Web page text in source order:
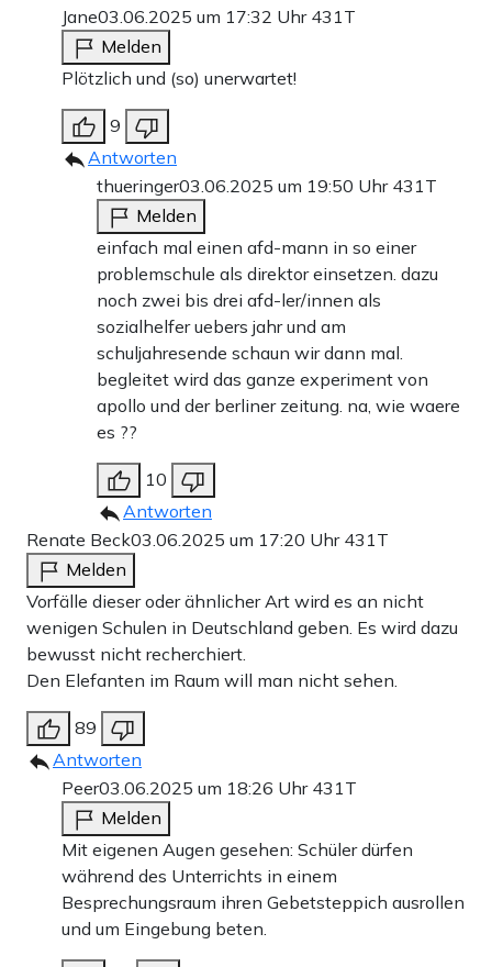
Jane03.06.2025 um 17:32 Uhr 431T
Melden
Plötzlich und (so) unerwartet!
9
Antworten
thueringer03.06.2025 um 19:50 Uhr 431T
Melden
einfach mal einen afd-mann in so einer
problemschule als direktor einsetzen. dazu
noch zwei bis drei afd-ler/innen als
sozialhelfer uebers jahr und am
schuljahresende schaun wir dann mal.
begleitet wird das ganze experiment von
apollo und der berliner zeitung. na, wie waere
es ??
10
Antworten
Renate Beck03.06.2025 um 17:20 Uhr 431T
Melden
Vorfälle dieser oder ähnlicher Art wird es an nicht
wenigen Schulen in Deutschland geben. Es wird dazu
bewusst nicht recherchiert.
Den Elefanten im Raum will man nicht sehen.
89
Antworten
Peer03.06.2025 um 18:26 Uhr 431T
Melden
Mit eigenen Augen gesehen: Schüler dürfen
während des Unterrichts in einem
Besprechungsraum ihren Gebetsteppich ausrollen
und um Eingebung beten.